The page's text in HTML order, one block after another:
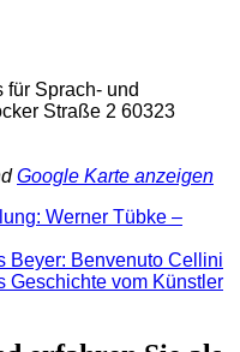
für Sprach- und
Straße 2 60323
Google Karte anzeigen
Werner Tübke –
Beyer: Benvenuto Cellini
Geschichte vom Künstler